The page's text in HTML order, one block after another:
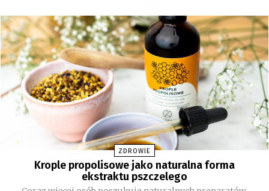
ZDROWIE
Krople propolisowe jako naturalna forma
ekstraktu pszczelego